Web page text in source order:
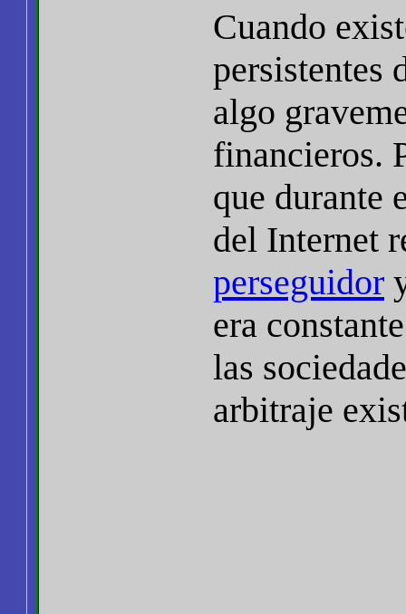
Cuando
persistentes
algo
financieros.
que durante
del Internet
perseguidor
era
las
arbitraje